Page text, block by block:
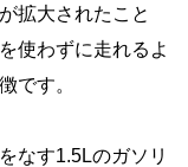
拡大されたこと
使わずに走れるよ
です。
なす1.5Lのガソリ